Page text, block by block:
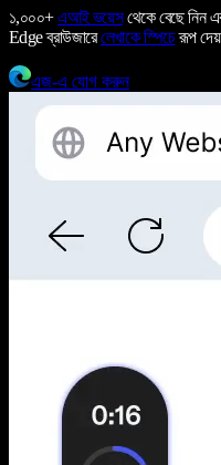
১,০০০+এআই ভয়েসথেকে বেছে নিন
Edge ব্রাউজারেলেখাকে স্পিচেরূপ দেয়
এজ-এ যোগ করুন